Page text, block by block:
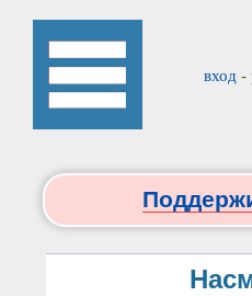
вход -